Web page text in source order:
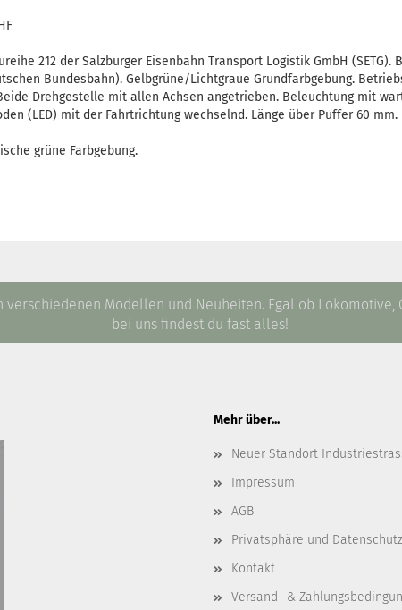
212 der Salzburger Eisenbahn Transport Logistik GmbH (SETG).
Bundesbahn). Gelbgrüne/Lichtgraue Grundfarbgebung.
Drehgestelle mit allen Achsen angetrieben. Beleuchtung mit
(LED) mit der Fahrtrichtung wechselnd. Länge über Puffer 60 mm.
grüne Farbgebung.
2. Juli 2026 in den Shop aufgenommen.
Modellen und Neuheiten. Egal ob Lokomotive,
bei uns findest du fast alles!
Mehr über...
Neuer Standort
Impressum
AGB
Privatsphäre und Datenschutz
Kontakt
Versand- &